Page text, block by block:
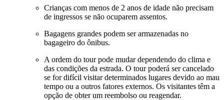
Crianças com menos de 2 anos de idade não precisam
de ingressos se não ocuparem assentos.
Bagagens grandes podem ser armazenadas no
bagageiro do ônibus.
A ordem do tour pode mudar dependendo do clima e
das condições da estrada. O tour poderá ser cancelado
se for difícil visitar determinados lugares devido ao mau
tempo ou a outros fatores externos. Os visitantes têm a
opção de obter um reembolso ou reagendar.